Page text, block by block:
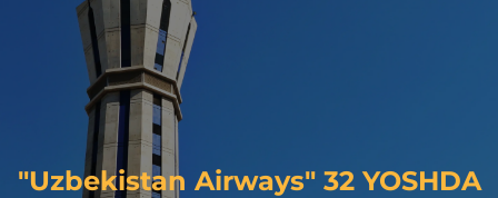
"Uzbekistan Airways" 32 YOSHDA